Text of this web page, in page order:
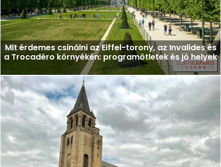
Mit érdemes csinálni az Eiffel-torony, az Invalides és
a Trocadéro környékén: programötletek és jó helyek